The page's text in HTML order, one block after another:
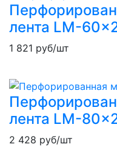
лента LM-
1 821 руб/шт
лента LM-
2 428 руб/шт